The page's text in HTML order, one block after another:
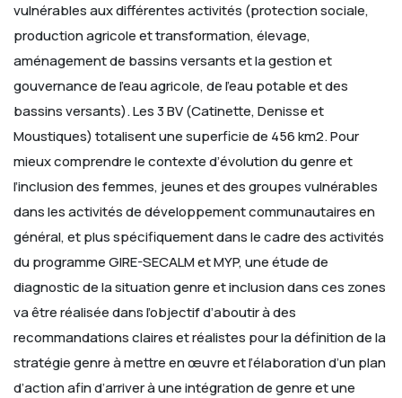
vulnérables aux différentes activités (protection sociale,
production agricole et transformation, élevage,
aménagement de bassins versants et la gestion et
gouvernance de l’eau agricole, de l’eau potable et des
bassins versants).Les 3 BV (Catinette, Denisse et
Moustiques) totalisent une superficie de 456 km2.Pour
mieux comprendre le contexte d’évolution du genre et
l’inclusion des femmes, jeunes et des groupes vulnérables
dans les activités de développement communautaires en
général, et plus spécifiquement dans le cadre des activités
du programme GIRE-SECALM et MYP, une étude de
diagnostic de la situation genre et inclusion dans ces zones
va être réalisée dans l’objectif d’aboutir à des
recommandations claires et réalistes pour la définition de la
stratégie genre à mettre en œuvre et l’élaboration d’un plan
d’action afin d’arriver à une intégration de genre et une